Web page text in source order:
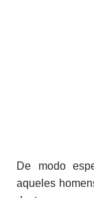
De modo
aqueles